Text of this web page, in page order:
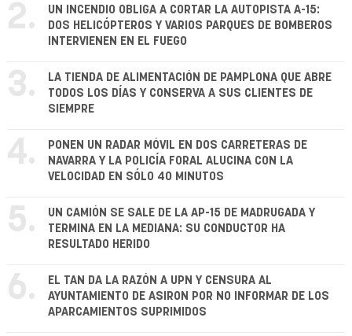
2.
UN INCENDIO OBLIGA A CORTAR LA AUTOPISTA A-15:
DOS HELICÓPTEROS Y VARIOS PARQUES DE BOMBEROS
INTERVIENEN EN EL FUEGO
3.
LA TIENDA DE ALIMENTACIÓN DE PAMPLONA QUE ABRE
TODOS LOS DÍAS Y CONSERVA A SUS CLIENTES DE
SIEMPRE
4.
PONEN UN RADAR MÓVIL EN DOS CARRETERAS DE
NAVARRA Y LA POLICÍA FORAL ALUCINA CON LA
VELOCIDAD EN SÓLO 40 MINUTOS
5.
UN CAMIÓN SE SALE DE LA AP-15 DE MADRUGADA Y
TERMINA EN LA MEDIANA: SU CONDUCTOR HA
RESULTADO HERIDO
6.
EL TAN DA LA RAZÓN A UPN Y CENSURA AL
AYUNTAMIENTO DE ASIRON POR NO INFORMAR DE LOS
APARCAMIENTOS SUPRIMIDOS